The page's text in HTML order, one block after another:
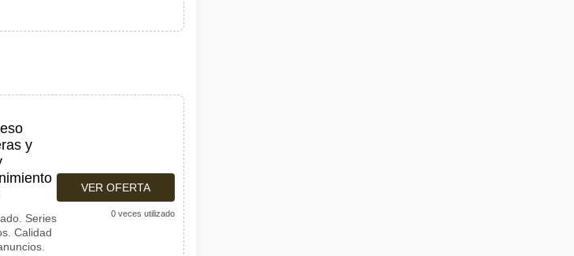
y
Series
Calidad
VER OFERTA
0 veces utilizado